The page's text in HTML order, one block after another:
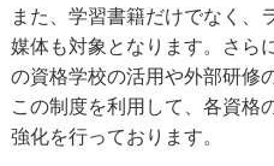
また、学習書籍だけでなく、
媒体も対象となります。さら
の資格学校の活用や外部研修
この制度を利用して、各資格
強化を行っております。